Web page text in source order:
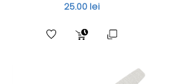
25.00 lei